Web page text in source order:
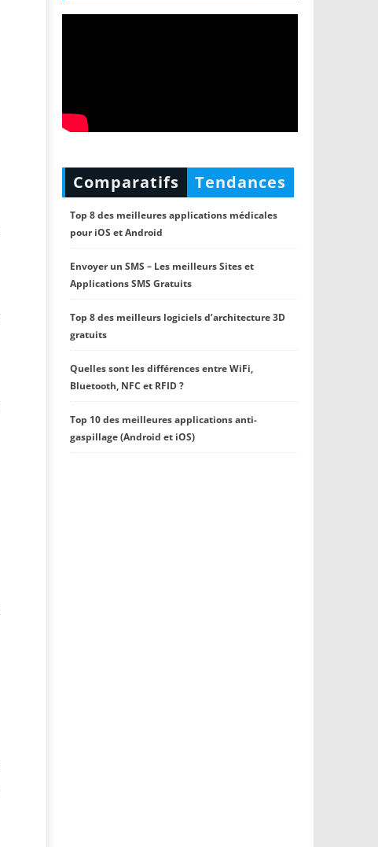
Comparatifs Tendances
Top 8 des meilleures applications médicales
pour iOS et Android
Envoyer un SMS – Les meilleurs Sites et
Applications SMS Gratuits
Top 8 des meilleurs logiciels d’architecture 3D
gratuits
Quelles sont les différences entre WiFi,
Bluetooth, NFC et RFID ?
Top 10 des meilleures applications anti-
gaspillage (Android et iOS)